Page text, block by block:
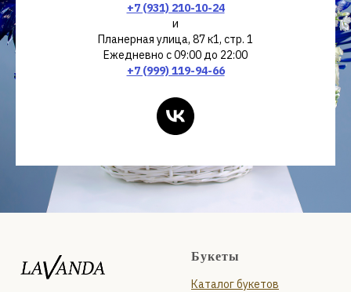
+7 (931) 210-10-24
и
Планерная улица, 87 к1, стр. 1
Ежедневно с 09:00 до 22:00
+7 (999) 119-94-66
Букеты
Каталог букетов